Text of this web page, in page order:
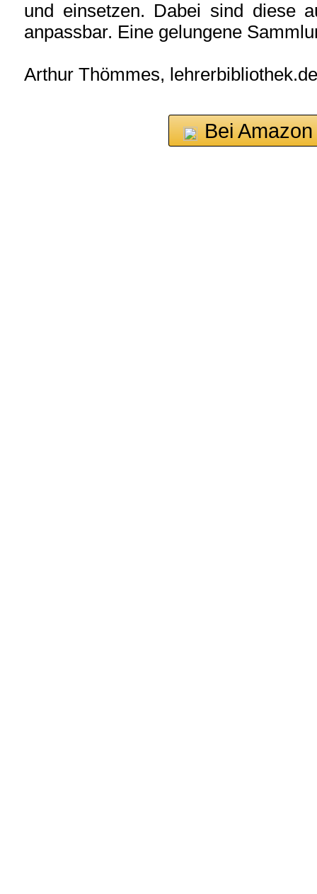
und einsetzen. Dabei sind diese
anpassbar. Eine gelungene
Arthur Thömmes, lehrerbibliothek.de
Bei